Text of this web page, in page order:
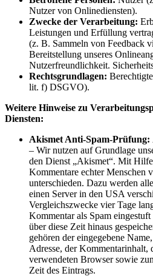
Nutzer von Onlinediensten).
Zwecke der Verarbeitung:
Leistungen und Erfüllung
(z. B. Sammeln von Feedback
Bereitstellung unseres
Nutzerfreundlichkeit.
Rechtsgrundlagen:
lit. f) DSGVO).
Weitere Hinweise zu
Diensten:
Akismet Anti-Spam-Prüfung:
– Wir nutzen auf Grundlage
den Dienst „Akismet“. Mit
Kommentare echter Menschen
unterschieden. Dazu werden
einen Server in den USA
Vergleichszwecke vier Tage
Kommentar als Spam
über diese Zeit hinaus
gehören der eingegebene
Adresse, der Kommentarinhalt,
verwendeten Browser sowie
Zeit des Eintrags.